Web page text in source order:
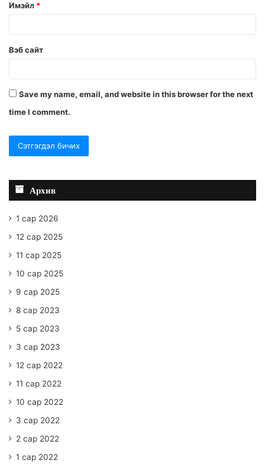
Имэйл *
Вэб сайт
Save my name, email, and website in this browser for the next
time I comment.
Архив
1 сар 2026
12 сар 2025
11 сар 2025
10 сар 2025
9 сар 2025
8 сар 2023
5 сар 2023
3 сар 2023
12 сар 2022
11 сар 2022
10 сар 2022
3 сар 2022
2 сар 2022
1 сар 2022